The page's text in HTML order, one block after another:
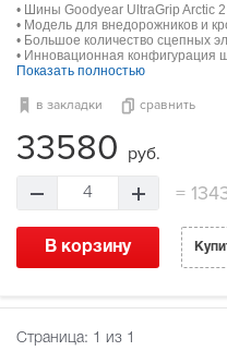
• Шины Goodyear UltraGrip Arctic
• Модель для внедорожников и
• Большое количество сцепных
• Инновационная конфигурация
Показать полностью
в закладки сравнить
33580 руб.
4 =
В корзину
Страница: 1 из 1